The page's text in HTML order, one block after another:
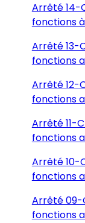
Arrêté 14-
fonctions
Arrêté 13-
fonctions
Arrêté 12-
fonctions
Arrêté 11-
fonctions
Arrêté 10-
fonctions
Arrêté 09-
fonctions